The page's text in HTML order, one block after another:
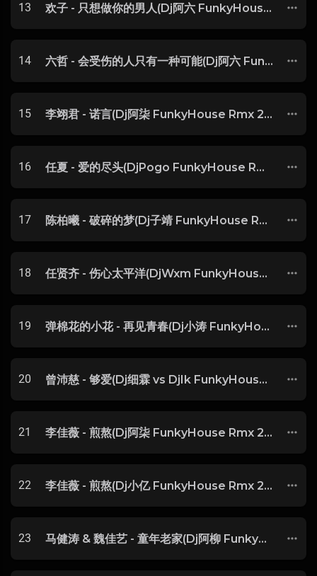
13 欢子 - 只想做你的男人(Dj阿六 FunkyHouse Rmx 2025) -
14 六哲 - 会受伤的人只有一种可能(Dj阿六 FunkyHouse Rmx 2025) -
15 李翊君 - 诺言(Dj阿柒 FunkyHouse Rmx 2025) -
16 任夏 - 爱的尽头(DjPogo FunkyHouse Rmx 2025) -
17 陈柏曦 - 破碎的梦(Dj子靖 FunkyHouse Rmx 2025 粤语) -
18 任贤齐 - 伤心太平洋(DjWxm FunkyHouse Rmx 2025)
19 弹棉花的小花 - 再见青春(Dj小涛 FunkyHouse Rmx 2025) -
20 曾沛慈 - 够爱(Dj细霖 vs DjIk FunkyHouse Rmx 2025) -
21 李佳薇 - 煎熬(Dj阿柒 FunkyHouse Rmx 2025) -
22 李佳薇 - 煎熬(Dj小亿 FunkyHouse Rmx 2025) -
23 马健涛 & 魏佳艺 - 童年老家(Dj阿柳 FunkyHouse Rmx 2025)